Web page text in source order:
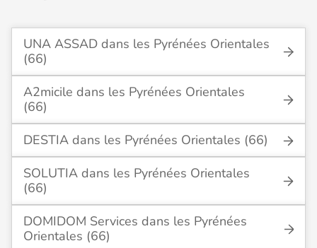
UNA ASSAD dans les Pyrénées Orientales
(66)
A2micile dans les Pyrénées Orientales
(66)
DESTIA dans les Pyrénées Orientales (66)
SOLUTIA dans les Pyrénées Orientales
(66)
DOMIDOM Services dans les Pyrénées
Orientales (66)